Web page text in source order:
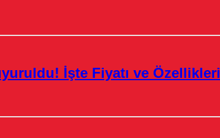
İşte Fiyatı ve Özellikleri